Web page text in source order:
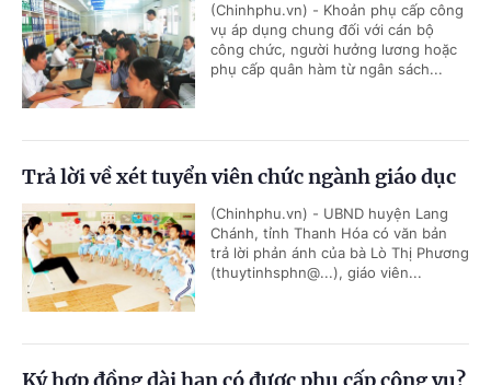
(Chinhphu.vn) - Khoản phụ cấp công
vụ áp dụng chung đối với cán bộ
công chức, người hưởng lương hoặc
phụ cấp quân hàm từ ngân sách...
Trả lời về xét tuyển viên chức ngành giáo dục
(Chinhphu.vn) - UBND huyện Lang
Chánh, tỉnh Thanh Hóa có văn bản
trả lời phản ánh của bà Lò Thị Phương
(thuytinhsphn@...), giáo viên...